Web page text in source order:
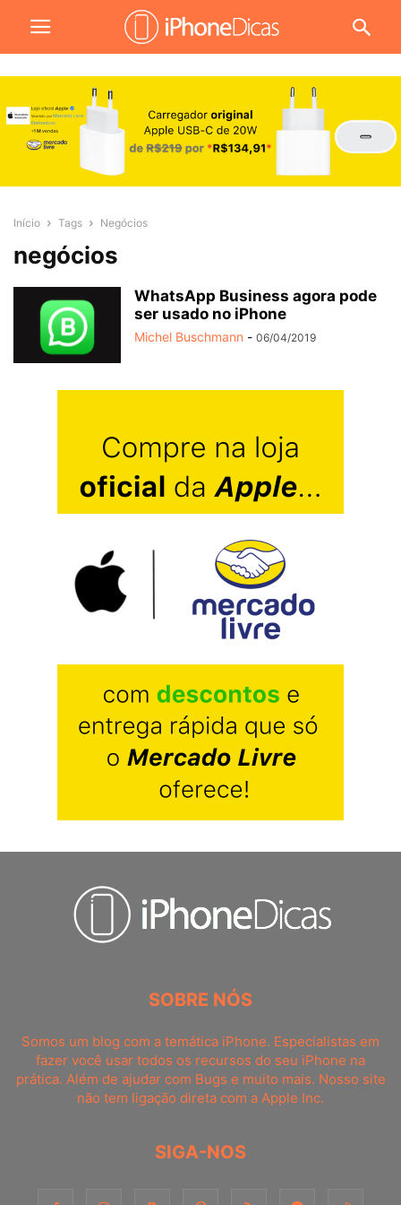
Início Tags Negócios
negócios
WhatsApp Business agora pode
ser usado no iPhone
Michel Buschmann - 06/04/2019
SOBRE NÓS
Somos um blog com a temática iPhone. Especialistas em
fazer você usar todos os recursos do seu iPhone na
prática. Além de ajudar com Bugs e muito mais. Nosso site
não tem ligação direta com a Apple Inc.
SIGA-NOS